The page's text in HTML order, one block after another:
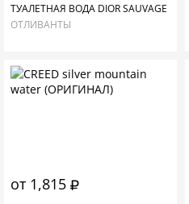
ТУАЛЕТНАЯ ВОДА DIOR SAUVAGE
ОТЛИВАНТЫ
от 1,815